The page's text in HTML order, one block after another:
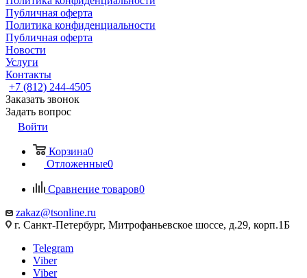
Публичная оферта
Политика конфиденциальности
Публичная оферта
Новости
Услуги
Контакты
+7 (812) 244-4505
Заказать звонок
Задать вопрос
Войти
Корзина0
Отложенные0
Сравнение товаров0
zakaz@tsonline.ru
г. Санкт-Петербург, Митрофаньевское шоссе, д.29, корп.1Б
Telegram
Viber
Viber